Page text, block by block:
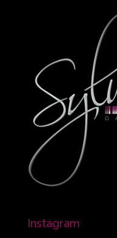
Instagram